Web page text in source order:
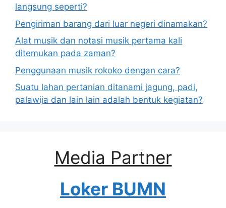
langsung seperti?
Pengiriman barang dari luar negeri dinamakan?
Alat musik dan notasi musik pertama kali
ditemukan pada zaman?
Penggunaan musik rokoko dengan cara?
Suatu lahan pertanian ditanami jagung, padi,
palawija dan lain lain adalah bentuk kegiatan?
Media Partner
Loker BUMN